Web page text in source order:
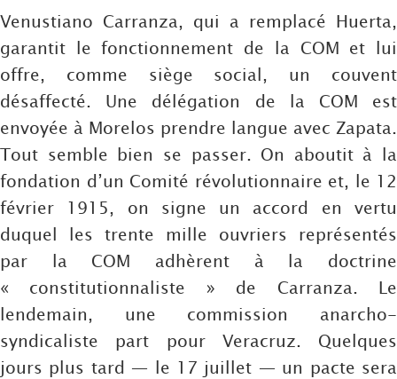
Venustiano Carranza, qui a remplacé Huerta,
garantit le fonctionnement de la COM et lui
offre, comme siège social, un couvent
désaffecté. Une délégation de la COM est
envoyée à Morelos prendre langue avec Zapata.
Tout semble bien se passer. On aboutit à la
fondation d’un Comité révolutionnaire et, le 12
février 1915, on signe un accord en vertu
duquel les trente mille ouvriers représentés
par la COM adhèrent à la doctrine
« constitutionnaliste » de Carranza. Le
lendemain, une commission anarcho-
syndicaliste part pour Veracruz. Quelques
jours plus tard — le 17 juillet — un pacte sera